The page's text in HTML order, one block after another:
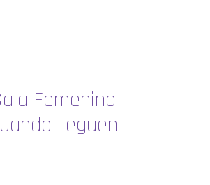
Femenino
lleguen